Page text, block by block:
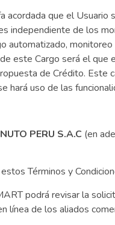
acordada que el
independiente de los
automatizado,
este Cargo será el
de Crédito.
hará uso de las
PERU S.A.C (en
Términos y
podrá revisar la
línea de los aliados